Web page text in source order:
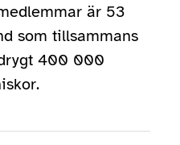
är 53
som tillsammans
400 000